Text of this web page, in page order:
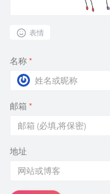
表情
名称 *
邮箱 *
地址